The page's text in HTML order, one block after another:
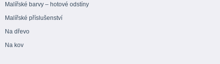
Malířské barvy – hotové odstíny
Malířské příslušenství
Na dřevo
Na kov